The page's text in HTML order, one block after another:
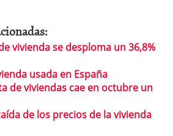
vivienda se desploma un 36,8%
usada en España
de viviendas cae en octubre un
de los precios de la vivienda